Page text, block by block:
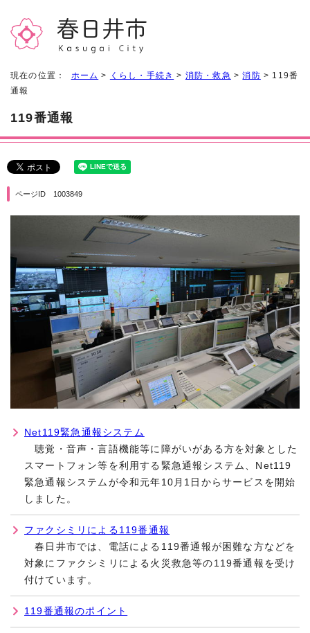
現在の位置： ホーム > くらし・手続き > 消防・救急 >消防 > 119番
通報
119番通報
ページID 1003849
Net119緊急通報システム
聴覚・音声・言語機能等に障がいがある方を対象とした
スマートフォン等を利用する緊急通報システム、Net119
緊急通報システムが令和元年10月1日からサービスを開始
しました。
ファクシミリによる119番通報
春日井市では、電話による119番通報が困難な方などを
対象にファクシミリによる火災救急等の119番通報を受け
付けています。
119番通報のポイント